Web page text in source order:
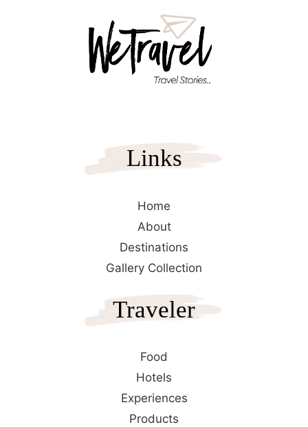
Links
Home
About
Destinations
Gallery Collection
Traveler
Food
Hotels
Experiences
Products